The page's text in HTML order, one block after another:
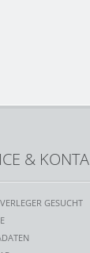
&
GESUCHT